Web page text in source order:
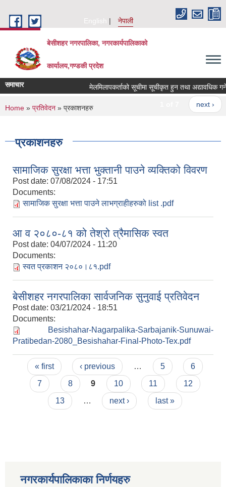
English
नेपाली
बेसीशहर नगरपालिका, नगरकार्यपालिकाको
कार्यालय,गण्डकी प्रदेश
समाचार मेलमिलापकर्ताको सूचीमा सूचीकृत हुन तथा अद्यावधिक गर्ने
next ›
You are here
Home » प्रतिवेदन » प्रकाशनहरु
प्रकाशनहरु
सामाजिक सुरक्षा भत्ता भुक्तानी पाउने व्यक्तिको विवरण
Post date: 07/08/2024 - 17:51
Documents:
सामाजिक सुरक्षा भत्ता पाउने लाभग्राहीहरुको list .pdf
आ व २०८०-८१ को तेश्रो त्रैमासिक स्वत
Post date: 04/07/2024 - 11:20
Documents:
स्वत प्रकाशन २०८०।८१.pdf
बेसीशहर नगरपालिका सार्वजनिक सुनुवाई प्रतिवेदन
Post date: 03/21/2024 - 18:51
Documents:
Besishahar-Nagarpalika-Sarbajanik-Sunuwai-
Pratibedan-2080_Besishahar-Final-Photo-Tex.pdf
Pages
« first ‹ previous … 5
6
7
8 9 10 11
12
13
… next › last »
नगरकार्यपालिकाका निर्णयहरु